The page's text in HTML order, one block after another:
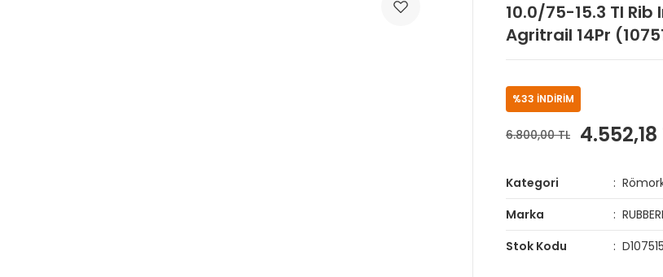
10.0/75-15.3 Tl
Agritrail 14Pr
%33 İNDİRİM
6.800,00 TL 4.552,18
Kategori
Marka
Stok Kodu